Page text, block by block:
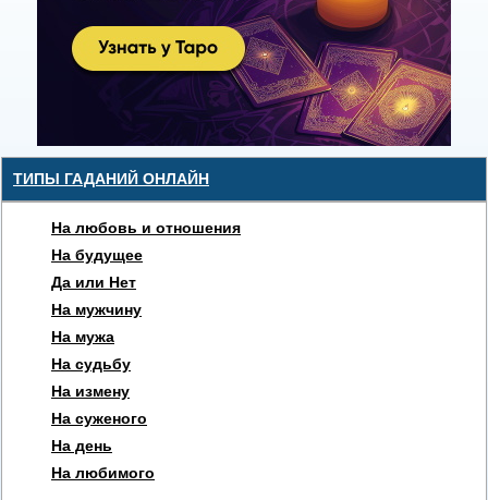
ТИПЫ ГАДАНИЙ ОНЛАЙН
На любовь и отношения
На будущее
Да или Нет
На мужчину
На мужа
На судьбу
На измену
На суженого
На день
На любимого